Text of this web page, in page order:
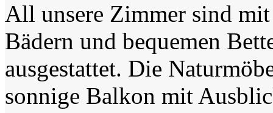
All unsere Zimmer sind mit
Bädern und bequemen
ausgestattet. Die
sonnige Balkon mit